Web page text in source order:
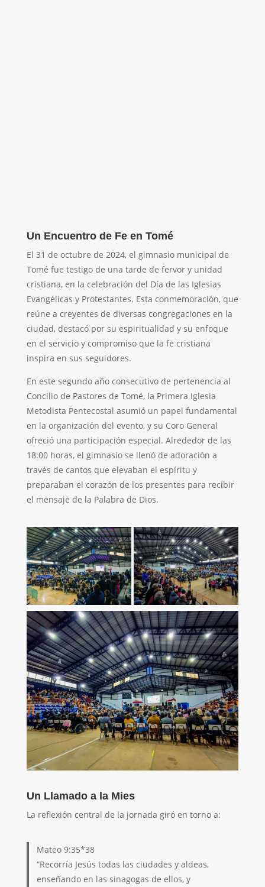
Un Encuentro de Fe en Tomé
El 31 de octubre de 2024, el gimnasio municipal de
Tomé fue testigo de una tarde de fervor y unidad
cristiana, en la celebración del Día de las Iglesias
Evangélicas y Protestantes. Esta conmemoración, que
reúne a creyentes de diversas congregaciones en la
ciudad, destacó por su espiritualidad y su enfoque
en el servicio y compromiso que la fe cristiana
inspira en sus seguidores.
En este segundo año consecutivo de pertenencia al
Concilio de Pastores de Tomé, la Primera Iglesia
Metodista Pentecostal asumió un papel fundamental
en la organización del evento, y su Coro General
ofreció una participación especial. Alrededor de las
18:00 horas, el gimnasio se llenó de adoración a
través de cantos que elevaban el espíritu y
preparaban el corazón de los presentes para recibir
el mensaje de la Palabra de Dios.
Un Llamado a la Mies
La reflexión central de la jornada giró en torno a:
Mateo 9:35*38
“Recorría Jesús todas las ciudades y aldeas,
enseñando en las sinagogas de ellos, y